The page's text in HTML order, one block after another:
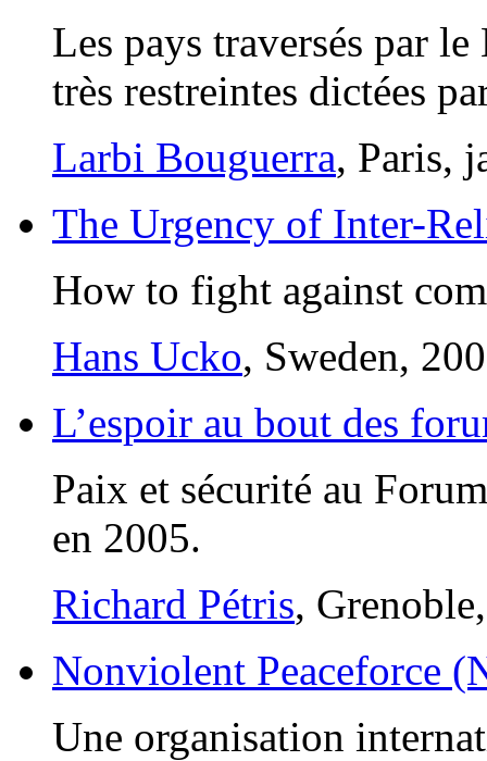
Les pays traversés par
très restreintes dictées
Larbi Bouguerra, Paris,
The Urgency of Inter-
How to fight against
Hans Ucko, Sweden,
L’espoir au bout des
Paix et sécurité au
en 2005.
Richard Pétris,
Nonviolent Peaceforce
Une organisation